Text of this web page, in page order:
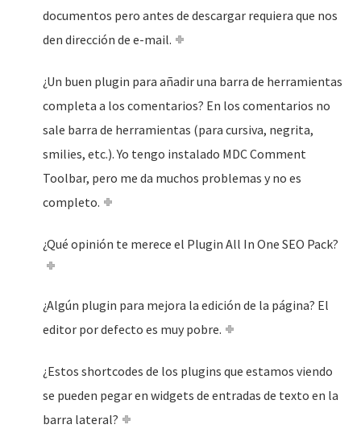
documentos pero antes de descargar requiera que nos
den dirección de e-mail.
¿Un buen plugin para añadir una barra de herramientas
completa a los comentarios? En los comentarios no
sale barra de herramientas (para cursiva, negrita,
smilies, etc.). Yo tengo instalado MDC Comment
Toolbar, pero me da muchos problemas y no es
completo.
¿Qué opinión te merece el Plugin All In One SEO Pack?
¿Algún plugin para mejora la edición de la página? El
editor por defecto es muy pobre.
¿Estos shortcodes de los plugins que estamos viendo
se pueden pegar en widgets de entradas de texto en la
barra lateral?